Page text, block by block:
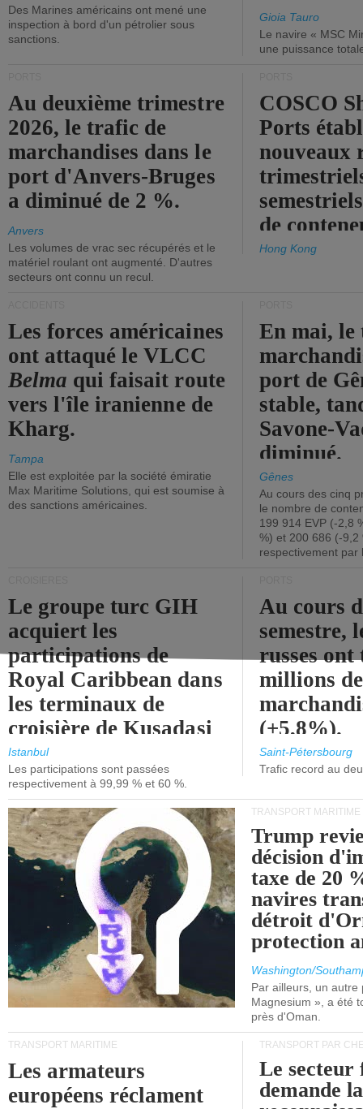
Des Marines américains ont mené une
inspection à bord d'un pétrolier sous
sanctions.
Gioia Tauro
Le navire « MSC
une puissance
Au deuxième trimestre
2026, le trafic de
marchandises dans le
port d'Anvers-Bruges
a diminué de 2 %.
Anvers
Les volumes de vrac sec récupérés et le
matériel roulant ont augmenté. D'autres
secteurs ont connu un recul.
COSCO
Ports
nouveaux
de
Hong Kong
Les forces américaines
ont attaqué le VLCC
Belma qui faisait route
vers l'île iranienne de
Kharg.
Tampa
Elle est exploitée par la société émiratie
Max Maritime Solutions, qui est soumise à
des sanctions américaines.
En mai, le
port de
stable,
Savone-
diminué.
Gênes
Au cours des cinq
le nombre de
199 914 EVP (-2,8
%) et 200 686 (-9,2
respectivement par
Le groupe turc GIH
acquiert les
participations de
Royal Caribbean dans
les terminaux de
croisière de Kusadasi
et de Lisbonne.
Istanbul
Les participations sont passées
respectivement à 99,99 % et 60 %.
Au cours
semestre,
russes
millions
(+5,8%).
Saint-Pétersbourg
Trafic record au
TRANSPORT MARITIME
Trump
décision
taxe de 20
navires
détroit
protection
Washington/
Par ailleurs, un autre
Magnesium », a été
près d'Oman.
TRANSPORT MARITIME
Les armateurs
européens réclament
TRANSPORT PAR
Le
demande la